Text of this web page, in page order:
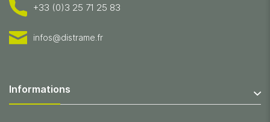
+33 (0)3 25 71 25 83
infos@distrame.fr
Informations